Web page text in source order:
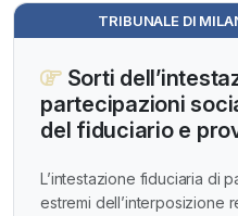
TRIBUNALE DI
Sorti
partecipazioni
del fiduciario e
L’intestazione fiduciaria di
estremi dell’interposizione